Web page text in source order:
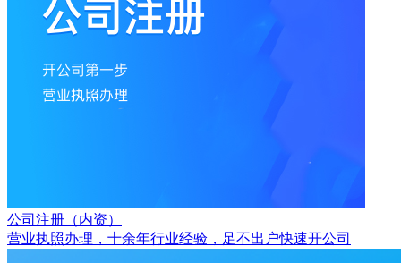
公司注册（内资）
营业执照办理，十余年行业经验，足不出户快速开公司